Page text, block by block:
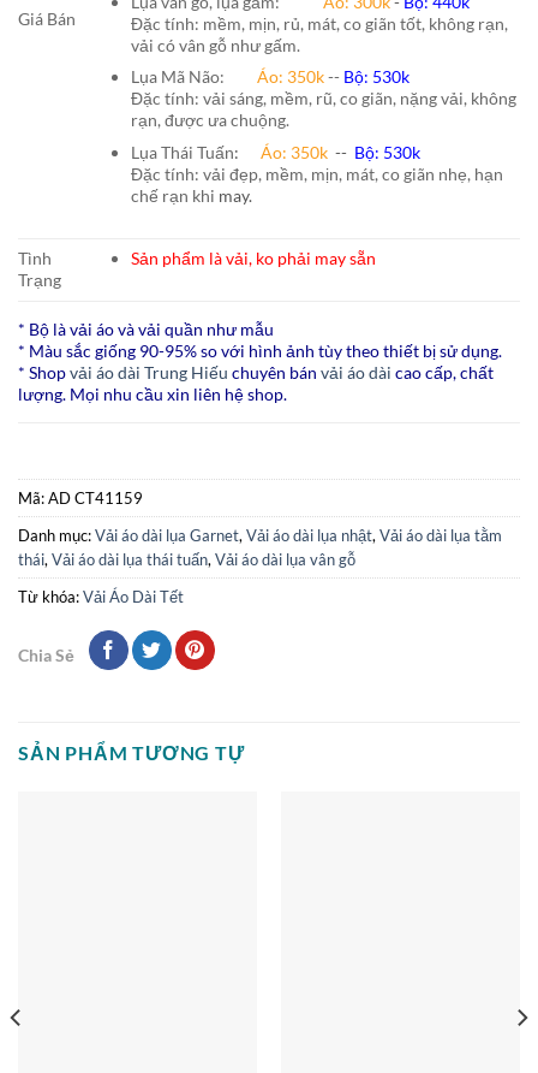
Giá Bán
Đặc tính: mềm, mịn, rủ, mát, co giãn tốt, không rạn,
vải có vân gỗ như gấm.
Lụa Mã Não: Áo: 350k-- Bộ: 530k
Đặc tính: vải sáng, mềm, rũ, co giãn, nặng vải, không
rạn, được ưa chuộng.
Lụa Thái Tuấn: Áo: 350k-- Bộ: 530k
Đặc tính: vải đẹp, mềm, mịn, mát, co giãn nhẹ, hạn
chế rạn khi may.
Tình
Trạng
Sản phẩm là vải, ko phải may sẵn
* Bộ là vải áo và vải quần như mẫu
* Màu sắc giống 90-95% so với hình ảnh tùy theo thiết bị sử dụng.
* Shopvải áo dài Trung Hiếu chuyên bán vải áo dài cao cấp, chất
lượng. Mọi nhu cầu xin liên hệ shop.
Mã:AD CT41159
Danh mục:Vải áo dài lụa Garnet, Vải áo dài lụa nhật, Vải áo dài lụa tằm
thái, Vải áo dài lụa thái tuấn, Vải áo dài lụa vân gỗ
Từ khóa:Vải Áo Dài Tết
Chia Sẻ
SẢN PHẨM TƯƠNG TỰ